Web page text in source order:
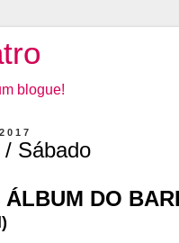
blogue!
Sábado
DO